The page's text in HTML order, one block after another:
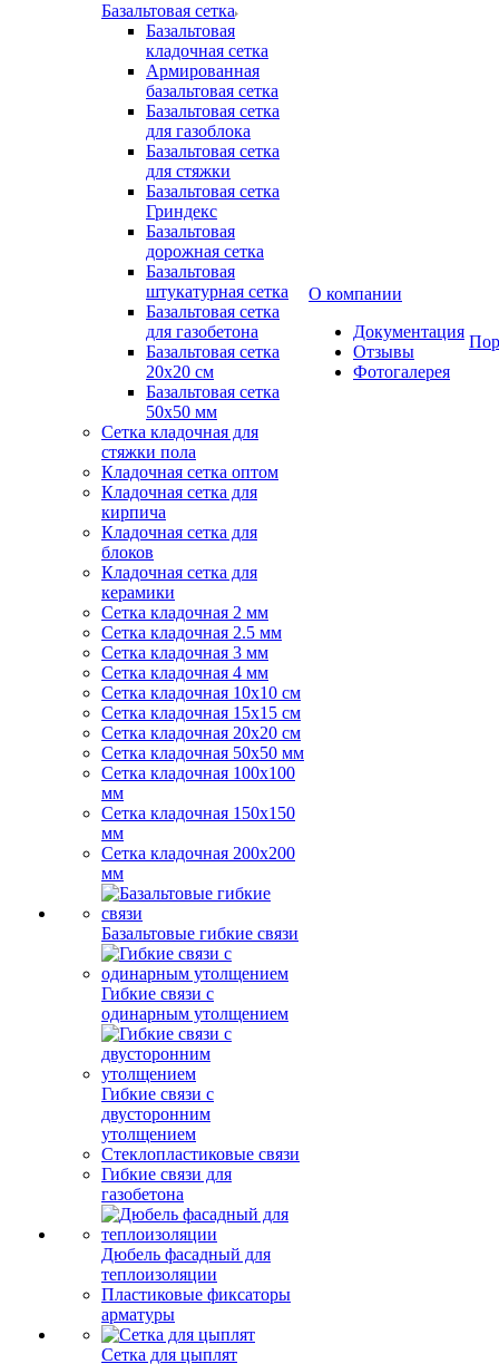
Базальтовая сетка
Базальтовая
кладочная сетка
Армированная
базальтовая сетка
Базальтовая сетка
для газоблока
Базальтовая сетка
для стяжки
Базальтовая сетка
Гриндекс
Базальтовая
дорожная сетка
Базальтовая
штукатурная сетка
Базальтовая сетка
для газобетона
Базальтовая сетка
20x20 см
Базальтовая сетка
50x50 мм
Сетка кладочная для
стяжки пола
Кладочная сетка оптом
Кладочная сетка для
кирпича
Кладочная сетка для
блоков
Кладочная сетка для
керамики
Сетка кладочная 2 мм
Сетка кладочная 2.5 мм
Сетка кладочная 3 мм
Сетка кладочная 4 мм
Сетка кладочная 10x10 см
Сетка кладочная 15x15 см
Сетка кладочная 20x20 см
Сетка кладочная 50x50 мм
Сетка кладочная 100x100
мм
Сетка кладочная 150x150
мм
Сетка кладочная 200x200
мм
Базальтовые гибкие связи
Гибкие связи с
одинарным утолщением
Гибкие связи с
двусторонним
утолщением
Стеклопластиковые связи
Гибкие связи для
газобетона
Дюбель фасадный для
теплоизоляции
Пластиковые фиксаторы
арматуры
Сетка для цыплят
О компании
Документация
Отзывы
Фотогалерея